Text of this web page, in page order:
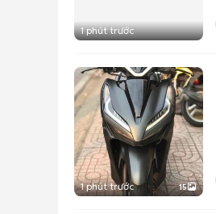
1 phút trước
1 phút trước 15